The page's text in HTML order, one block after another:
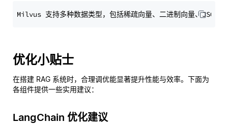
优化小贴士
在搭建 RAG 系统时，合理调优能显著提升性能与效率。下面为
各组件提供一些实用建议：
LangChain 优化建议